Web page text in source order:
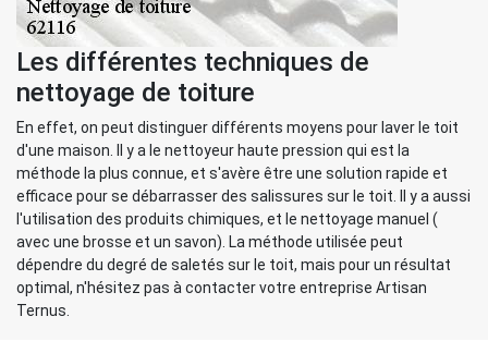
Les différentes techniques de
nettoyage de toiture
En effet, on peut distinguer différents moyens pour laver le toit
d'une maison. Il y a le nettoyeur haute pression qui est la
méthode la plus connue, et s'avère être une solution rapide et
efficace pour se débarrasser des salissures sur le toit. Il y a aussi
l'utilisation des produits chimiques, et le nettoyage manuel (
avec une brosse et un savon). La méthode utilisée peut
dépendre du degré de saletés sur le toit, mais pour un résultat
optimal, n'hésitez pas à contacter votre entreprise Artisan
Ternus.